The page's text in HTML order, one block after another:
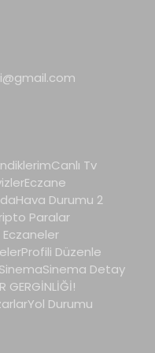
Canlı Tv
Eczane
Hava Durumu 2
Paralar
Profili Düzenle
SinemaSinema Detay
GERGİNLİĞİ!
Yol Durumu